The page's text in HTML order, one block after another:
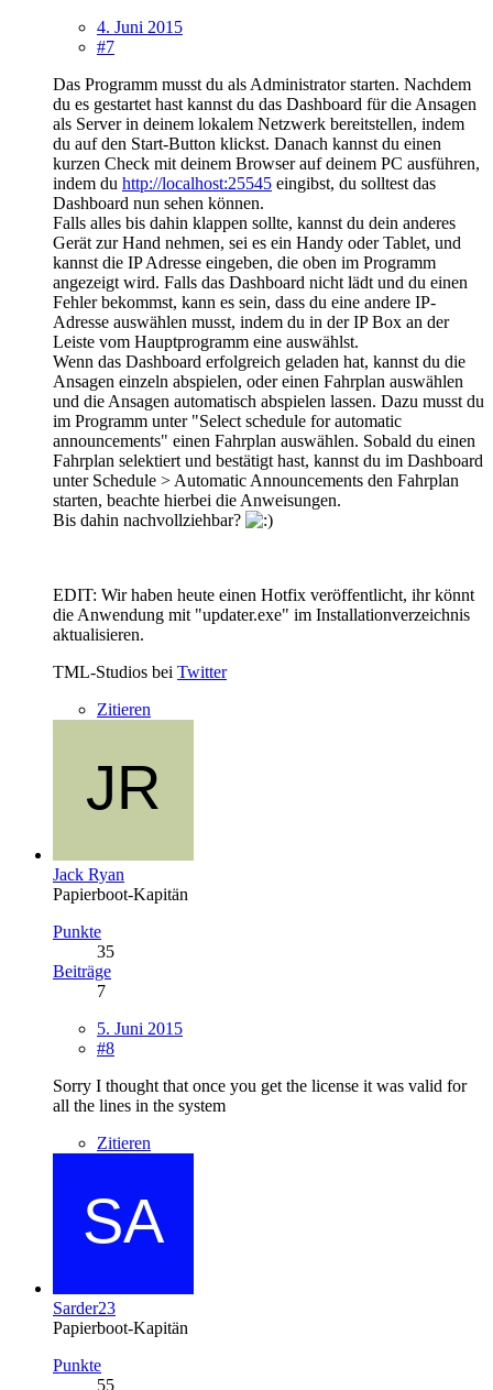
4. Juni 2015
#7
Das Programm musst du als Administrator starten. Nachdem
du es gestartet hast kannst du das Dashboard für die Ansagen
als Server in deinem lokalem Netzwerk bereitstellen, indem
du auf den Start-Button klickst. Danach kannst du einen
kurzen Check mit deinem Browser auf deinem PC ausführen,
indem du http://localhost:25545 eingibst, du solltest das
Dashboard nun sehen können.
Falls alles bis dahin klappen sollte, kannst du dein anderes
Gerät zur Hand nehmen, sei es ein Handy oder Tablet, und
kannst die IP Adresse eingeben, die oben im Programm
angezeigt wird. Falls das Dashboard nicht lädt und du einen
Fehler bekommst, kann es sein, dass du eine andere IP-
Adresse auswählen musst, indem du in der IP Box an der
Leiste vom Hauptprogramm eine auswählst.
Wenn das Dashboard erfolgreich geladen hat, kannst du die
Ansagen einzeln abspielen, oder einen Fahrplan auswählen
und die Ansagen automatisch abspielen lassen. Dazu musst du
im Programm unter "Select schedule for automatic
announcements" einen Fahrplan auswählen. Sobald du einen
Fahrplan selektiert und bestätigt hast, kannst du im Dashboard
unter Schedule > Automatic Announcements den Fahrplan
starten, beachte hierbei die Anweisungen.
Bis dahin nachvollziehbar?
EDIT: Wir haben heute einen Hotfix veröffentlicht, ihr könnt
die Anwendung mit "updater.exe" im Installationverzeichnis
aktualisieren.
TML-Studios bei Twitter
Zitieren
Jack Ryan
Papierboot-Kapitän
Punkte
35
Beiträge
7
5. Juni 2015
#8
Sorry I thought that once you get the license it was valid for
all the lines in the system
Zitieren
Sarder23
Papierboot-Kapitän
Punkte
55